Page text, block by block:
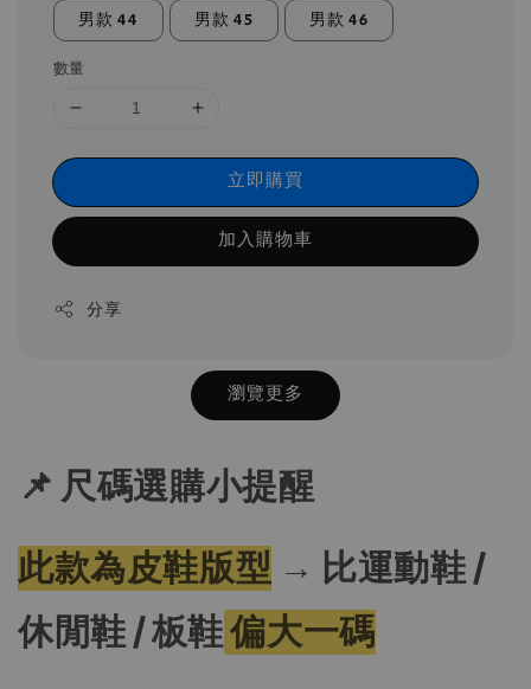
男款 44 男款 45 男款 46
數量
立即購買
加入購物車
分享
瀏覽更多
📌 尺碼選購小提醒
此款為皮鞋版型 → 比運動鞋 /
休閒鞋 / 板鞋偏大一碼